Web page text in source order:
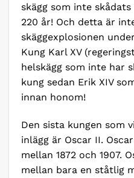
skägg som inte
220 år! Och detta är
skäggexplosionen
Kung Karl XV
helskägg som inte har
kung sedan Erik XIV
innan honom!
Den sista kungen som
inlägg är Oscar II.
mellan 1872 och 1907.
mellan bara en ståtlig